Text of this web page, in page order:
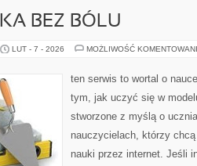
BEZ BÓLU
LUT - 7 - 2026 MOŻLIWOŚĆ
ten serwis to wortal o
tym, jak uczyć się w
stworzone z myślą o
nauczycielach, którzy
nauki przez internet. Jeśli